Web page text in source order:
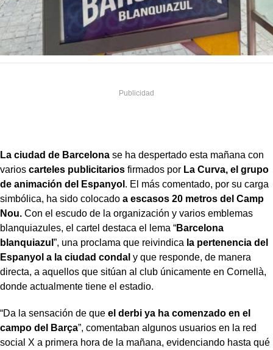
La ciudad de Barcelona se ha despertado esta mañana con
varios carteles publicitarios firmados por La Curva, el grupo
de animación del Espanyol . El más comentado, por su carga
simbólica, ha sido colocado a escasos 20 metros del Camp
Nou. Con el escudo de la organización y varios emblemas
blanquiazules, el cartel destaca el lema “Barcelona
blanquiazul ”, una proclama que reivindica la pertenencia del
Espanyol a la ciudad condal y que responde, de manera
directa, a aquellos que sitúan al club únicamente en Cornellà,
donde actualmente tiene el estadio.
“Da la sensación de que el derbi ya ha comenzado en el
campo del Barça”, comentaban algunos usuarios en la red
social X a primera hora de la mañana, evidenciando hasta qué